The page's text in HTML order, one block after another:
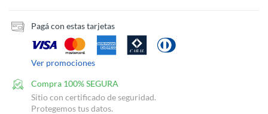
Pagá con estas tarjetas
Ver promociones
Compra 100% SEGURA
Sitio con certificado de seguridad.
Protegemos tus datos.